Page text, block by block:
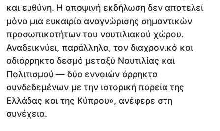
και ευθύνη. Η αποψινή εκδήλωση δεν αποτελεί
μόνο μια ευκαιρία αναγνώρισης σημαντικών
προσωπικοτήτων του ναυτιλιακού χώρου.
Αναδεικνύει, παράλληλα, τον διαχρονικό και
αδιάρρηκτο δεσμό μεταξύ Ναυτιλίας και
Πολιτισμού — δύο εννοιών άρρηκτα
συνδεδεμένων με την ιστορική πορεία της
Ελλάδας και της Κύπρου», ανέφερε στη
συνέχεια.